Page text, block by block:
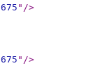
675 " />
675 " />